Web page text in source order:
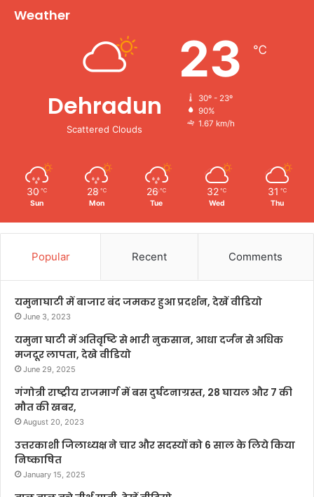
Weather
Dehradun
Scattered Clouds
23 ℃
30º - 23º
90%
1.67 km/h
30 ℃
Sun
28 ℃
Mon
26 ℃
Tue
32 ℃
Wed
31 ℃
Thu
Popular Recent Comments
यमुनाघाटी में बाजार बंद जमकर हुआ प्रदर्शन, देखें वीडियो
June 3, 2023
यमुना घाटी में अतिवृष्टि से भारी नुकसान, आधा दर्जन से अधिक
मजदूर लापता, देखे वीडियो
June 29, 2025
गंगोत्री राष्ट्रीय राजमार्ग में बस दुर्घटनाग्रस्त, 28 घायल और 7 की
मौत की खबर,
August 20, 2023
उत्तरकाशी जिलाध्यक्ष ने चार और सदस्यों को 6 साल के लिये किया
निष्काषित
January 15, 2025